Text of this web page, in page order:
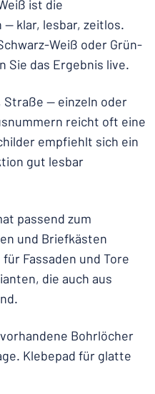
ist die
klar, lesbar, zeitlos.
Weiß oder Grün-
Sie das Ergebnis live.
Straße — einzeln oder
reicht oft eine
empfiehlt sich ein
gut lesbar
passend zum
und Briefkästen
Fassaden und Tore
die auch aus
Bohrlöcher
Klebepad für glatte